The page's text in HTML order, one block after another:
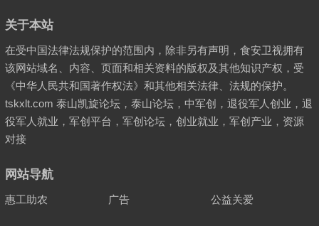
关于本站
在受中国法律法规保护的范围内，除非另有声明，食安卫视拥有
该网站域名、内容、页面和相关资料的版权及其他知识产权，受
《中华人民共和国著作权法》和其他相关法律、法规的保护。
tskxlt.com 泰山凯旋论坛，泰山论坛，中军创，退役军人创业，退
役军人就业，军创平台，军创论坛，创业就业，军创产业，资源
对接
网站导航
惠工助农 广告 公益关爱